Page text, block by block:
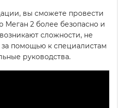
вы сможете провести
Меган 2 более безопасно и
сложности, не
за помощью к специалистам
руководства.